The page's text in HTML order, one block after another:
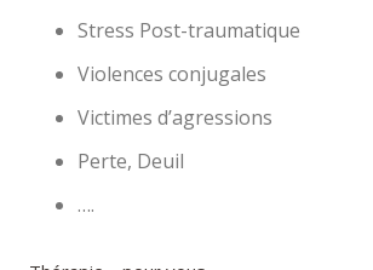
Stress Post-traumatique
Violences conjugales
Victimes d’agressions
Perte, Deuil
….